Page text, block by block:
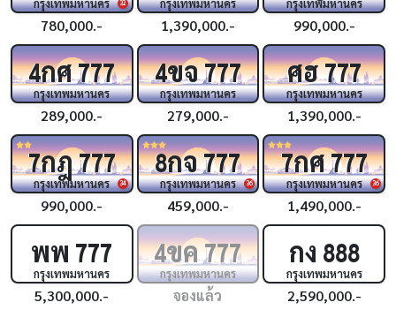
32
กรุงเทพมหานคร
780,000.-
กรุงเทพมหานคร
1,390,000.-
กรุงเทพมหานคร
990,000.-
4กศ777
กรุงเทพมหานคร
289,000.-
4ขจ777
กรุงเทพมหานคร
279,000.-
ศฮ777
กรุงเทพมหานคร
1,390,000.-
34
7กฎ777
กรุงเทพมหานคร
990,000.-
36
8กจ777
กรุงเทพมหานคร
459,000.-
36
7กศ777
กรุงเทพมหานคร
1,490,000.-
พพ 777
กรุงเทพมหานคร
5,300,000.-
4ขค777
กรุงเทพมหานคร
จองแล้ว
กง 888
กรุงเทพมหานคร
2,590,000.-